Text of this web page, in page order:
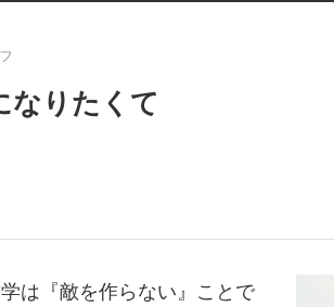
なりたくて
は『敵を作らない』ことで